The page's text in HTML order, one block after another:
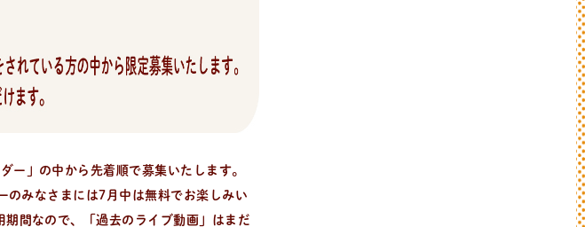
ー」の中から先着順で募集いたします。
みなさまには7月中は無料でお楽しみい
間なので、「過去のライブ動画」はまだ